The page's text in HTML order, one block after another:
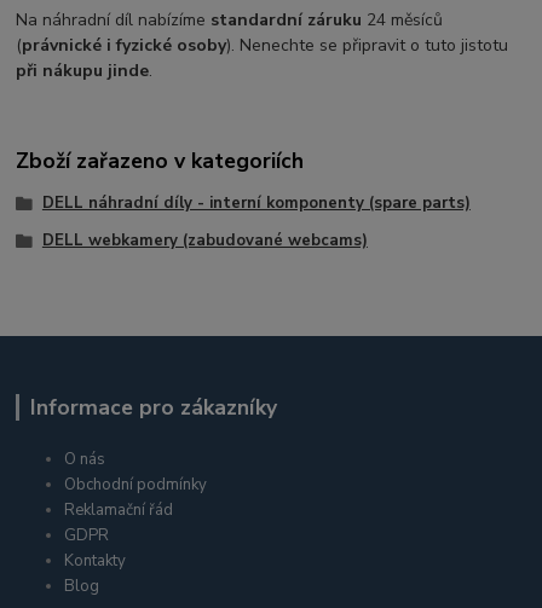
Na náhradní díl nabízíme standardní záruku 24 měsíců
(právnické i fyzické osoby). Nenechte se připravit o tuto jistotu
při nákupu jinde.
Zboží zařazeno v kategoriích
DELL náhradní díly - interní komponenty (spare parts)
DELL webkamery (zabudované webcams)
Informace pro zákazníky
O nás
Obchodní podmínky
Reklamační řád
GDPR
Kontakty
Blog